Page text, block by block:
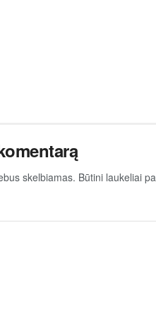
skelbiamas. Būtini laukeliai